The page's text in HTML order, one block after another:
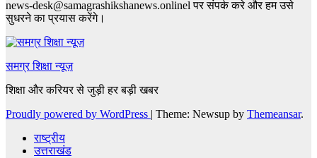
news-desk@samagrashikshanews.onlinel पर संपर्क करे और हम उसे
सुधरने का प्रयास करेंगे।
समग्र शिक्षा न्यूज़
शिक्षा और करियर से जुड़ी हर बड़ी खबर
Proudly powered by WordPress | Theme: Newsup by Themeansar.
राष्ट्रीय
उत्तराखंड